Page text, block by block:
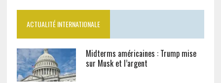
ACTUALITÉ INTERNATIONALE
Midterms américaines : Trump mise
sur Musk et l’argent